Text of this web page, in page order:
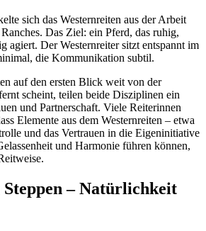
sich das Westernreiten aus der Arbeit
Das Ziel: ein Pferd, das ruhig,
agiert. Der Westernreiter sitzt entspannt im
die Kommunikation subtil.
auf den ersten Blick weit von der
scheint, teilen beide Disziplinen ein
und Partnerschaft. Viele Reiterinnen
Elemente aus dem Westernreiten – etwa
und das Vertrauen in die Eigeninitiative
und Harmonie führen können,
Steppen – Natürlichkeit